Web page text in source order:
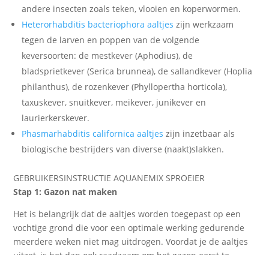
andere insecten zoals teken, vlooien en koperwormen.
Heterorhabditis bacteriophora aaltjes zijn werkzaam
tegen de larven en poppen van de volgende
keversoorten: de mestkever (Aphodius), de
bladsprietkever (Serica brunnea), de sallandkever (Hoplia
philanthus), de rozenkever (Phyllopertha horticola),
taxuskever, snuitkever, meikever, junikever en
laurierkerskever.
Phasmarhabditis californica aaltjes zijn inzetbaar als
biologische bestrijders van diverse (naakt)slakken.
GEBRUIKERSINSTRUCTIE AQUANEMIX SPROEIER
Stap 1: Gazon nat maken
Het is belangrijk dat de aaltjes worden toegepast op een
vochtige grond die voor een optimale werking gedurende
meerdere weken niet mag uitdrogen. Voordat je de aaltjes